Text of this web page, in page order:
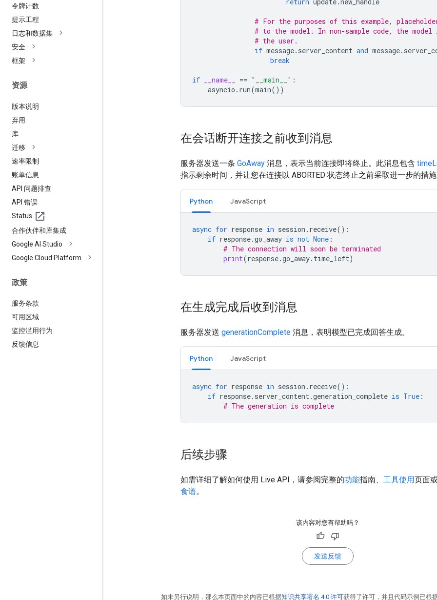
令牌计数
提示工程
日志和数据集
安全
框架
资源
版本说明
弃用
库
迁移
速率限制
账单信息
API 问题排查
API 错误
Status
合作伙伴和库集成
Google AI Studio
Google Cloud Platform
政策
服务条款
可用区域
监控滥用行为
反馈信息
# For the purposes of this example,
# to the model. In non-sample code, the model
# the user.
if message. server_content and message.
break
if __name__ == "__main__" :
asyncio . run(main())
在会话断开连接之前收到消息
服务器发送一条 GoAway 消息，表示当前连接即将终止。此消息包含
指示剩余时间，并让您在连接以 ABORTED 状态终止之前采取进一步的措施
Python JavaScript
async for response in session . receive():
if response.go_away is not None :
# The connection will soon be terminated
print(response.go_away. time_left)
在生成完成后收到消息
服务器发送 generationComplete 消息，表明模型已完成回答生成。
Python JavaScript
async for response in session . receive():
if response. server_content.generation_complete is True :
# The generation is complete
后续步骤
如需详细了解如何使用 Live API，请参阅完整的功能指南、 工具使用页面
食谱。
该内容对您有帮助吗？
发送反馈
如未另行说明，那么本页面中的内容已根据知识共享署名 4.0 许可获得了许可，并且代码示例已根